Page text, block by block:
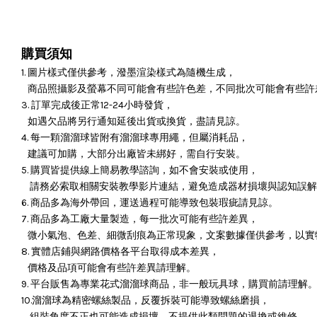
購買須知
1. 圖片樣式僅供參考，潑墨渲染樣式為隨機生成，
商品照攝影及螢幕不同可能會有些許色差，不同批次可能會有些許
3. 訂單完成後正常12-24小時發貨，
如遇欠品將另行通知延後出貨或換貨，盡請見諒。
4. 每一顆溜溜球皆附有溜溜球專用繩，但屬消耗品，
建議可加購，大部分出廠皆未綁好，需自行安裝。
5. 購買皆提供線上簡易教學諮詢，如不會安裝或使用，
請務必索取相關安裝教學影片連結，避免造成器材損壞與認知誤解
6. 商品多為海外帶回，運送過程可能導致包裝瑕疵請見諒。
7. 商品多為工廠大量製造，每一批次可能有些許差異，
微小氣泡、色差、細微刮痕為正常現象，文案數據僅供參考，以實
8. 實體店鋪與網路價格各平台取得成本差異，
價格及品項可能會有些許差異請理解。
9. 平台販售為專業花式溜溜球商品，非一般玩具球，購買前請理解。
10.溜溜球為精密螺絲製品，反覆拆裝可能導致螺絲磨損，